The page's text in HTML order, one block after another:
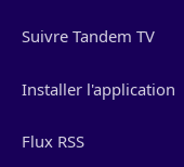
Suivre Tandem TV
Installer l'application
Flux RSS